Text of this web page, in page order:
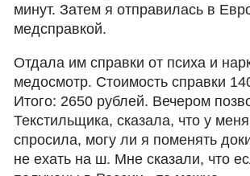
минут. Затем я отправилась в
медсправкой.
Отдала им справки от психа и
медосмотр. Стоимость справки
Итого: 2650 рублей. Вечером
Текстильщика, сказала, что у
спросила, могу ли я поменять
не ехать на ш. Мне сказали, что